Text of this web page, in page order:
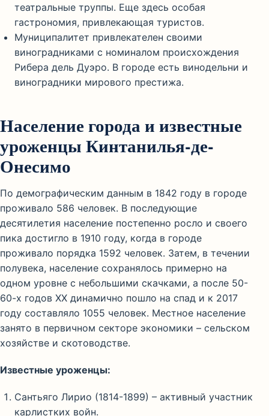
театральные труппы. Еще здесь особая
гастрономия, привлекающая туристов.
Муниципалитет привлекателен своими
виноградниками с номиналом происхождения
Рибера дель Дуэро. В городе есть винодельни и
виноградники мирового престижа.
Население города и известные
уроженцы Кинтанилья-де-
Онесимо
По демографическим данным в 1842 году в городе
проживало 586 человек. В последующие
десятилетия население постепенно росло и своего
пика достигло в 1910 году, когда в городе
проживало порядка 1592 человек. Затем, в течении
полувека, население сохранялось примерно на
одном уровне с небольшими скачками, а после 50-
60-х годов XX динамично пошло на спад и к 2017
году составляло 1055 человек. Местное население
занято в первичном секторе экономики – сельском
хозяйстве и скотоводстве.
Известные уроженцы:
Сантьяго Лирио (1814-1899) – активный участник
карлистких войн.